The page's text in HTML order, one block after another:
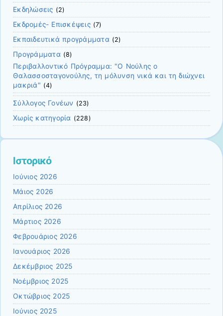
Εκδηλώσεις (2)
Εκδρομές- Επισκέψεις(7)
Εκπαιδευτικά προγράμματα (2)
Προγράμματα (8)
Περιβαλλοντικό Πρόγραμμα: "Ο Νούλης ο
Θαλασσοσταγονούλης, τη μόλυνση νικά και τη διώχνει
μακριά" (4)
Σύλλογος Γονέων (23)
Χωρίς κατηγορία (228)
Ιστορικό
Ιούνιος 2026
Μάιος 2026
Απρίλιος 2026
Μάρτιος 2026
Φεβρουάριος 2026
Ιανουάριος 2026
Δεκέμβριος 2025
Νοέμβριος 2025
Οκτώβριος 2025
Ιούνιος 2025